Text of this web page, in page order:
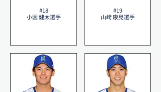
#18
小園 健太選手
#19
山﨑 康晃選手